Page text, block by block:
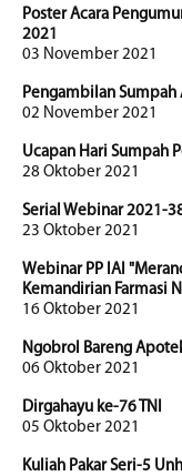
Poster Acara
2021
03 November 2021
Pengambilan Sumpah
02 November 2021
Ucapan Hari Sumpah
28 Oktober 2021
Serial Webinar 2021-
23 Oktober 2021
Webinar PP IAI
Kemandirian Farmasi
16 Oktober 2021
Ngobrol Bareng
06 Oktober 2021
Dirgahayu ke-76 TNI
05 Oktober 2021
Kuliah Pakar Seri-5